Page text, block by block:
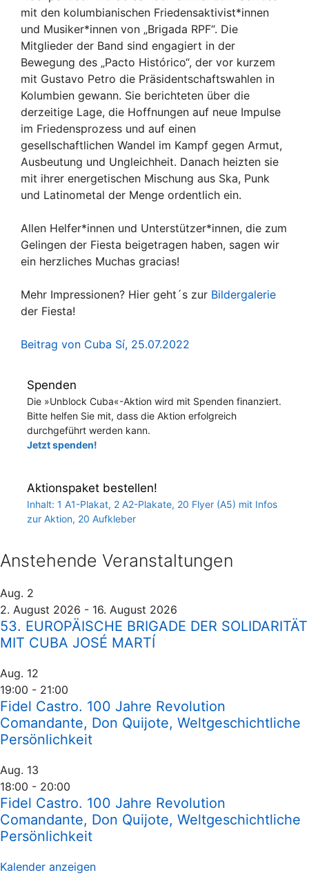
mit den kolumbianischen Friedensaktivist*innen
und Musiker*innen von „Brigada RPF“. Die
Mitglieder der Band sind engagiert in der
Bewegung des „Pacto Histórico“, der vor kurzem
mit Gustavo Petro die Präsidentschaftswahlen in
Kolumbien gewann. Sie berichteten über die
derzeitige Lage, die Hoffnungen auf neue Impulse
im Friedensprozess und auf einen
gesellschaftlichen Wandel im Kampf gegen Armut,
Ausbeutung und Ungleichheit. Danach heizten sie
mit ihrer energetischen Mischung aus Ska, Punk
und Latinometal der Menge ordentlich ein.
Allen Helfer*innen und Unterstützer*innen, die zum
Gelingen der Fiesta beigetragen haben, sagen wir
ein herzliches Muchas gracias!
Mehr Impressionen? Hier geht´s zur Bildergalerie
der Fiesta!
Beitrag von Cuba Sí, 25.07.2022
Spenden
Die »Unblock Cuba«-Aktion wird mit Spenden finanziert.
Bitte helfen Sie mit, dass die Aktion erfolgreich
durchgeführt werden kann.
Jetzt spenden!
Aktionspaket bestellen!
Inhalt: 1 A1-Plakat, 2 A2-Plakate, 20 Flyer (A5) mit Infos
zur Aktion, 20 Aufkleber
Anstehende Veranstaltungen
Aug. 2
2. August 2026 - 16. August 2026
53. EUROPÄISCHE BRIGADE DER SOLIDARITÄT
MIT CUBA JOSÉ MARTÍ
Aug. 12
19:00 - 21:00
Fidel Castro. 100 Jahre Revolution
Comandante, Don Quijote, Weltgeschichtliche
Persönlichkeit
Aug. 13
18:00 - 20:00
Fidel Castro. 100 Jahre Revolution
Comandante, Don Quijote, Weltgeschichtliche
Persönlichkeit
Kalender anzeigen